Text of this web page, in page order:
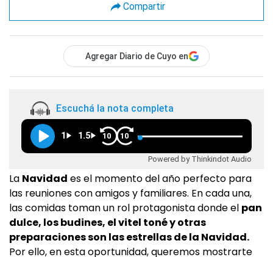
Compartir
Agregar Diario de Cuyo en
Escuchá la nota completa
1 1.5 10 10
Powered by Thinkindot Audio
La Navidad es el momento del año perfecto para
las reuniones con amigos y familiares. En cada una,
las comidas toman un rol protagonista donde el pan
dulce, los budines, el vitel toné y otras
preparaciones son las estrellas de la Navidad.
Por ello, en esta oportunidad, queremos mostrarte